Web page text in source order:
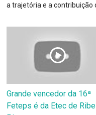
a trajetória e a contribuição
Grande vencedor da 16ª
Feteps é da Etec de